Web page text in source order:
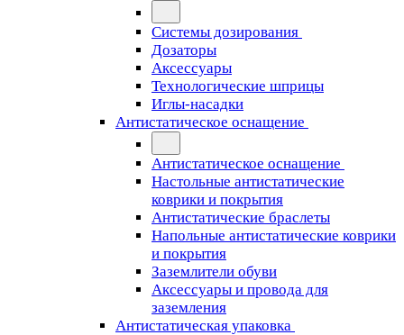
Системы дозирования
Дозаторы
Аксессуары
Технологические шприцы
Иглы-насадки
Антистатическое оснащение
Антистатическое оснащение
Настольные антистатические
коврики и покрытия
Антистатические браслеты
Напольные антистатические коврики
и покрытия
Заземлители обуви
Аксессуары и провода для
заземления
Антистатическая упаковка